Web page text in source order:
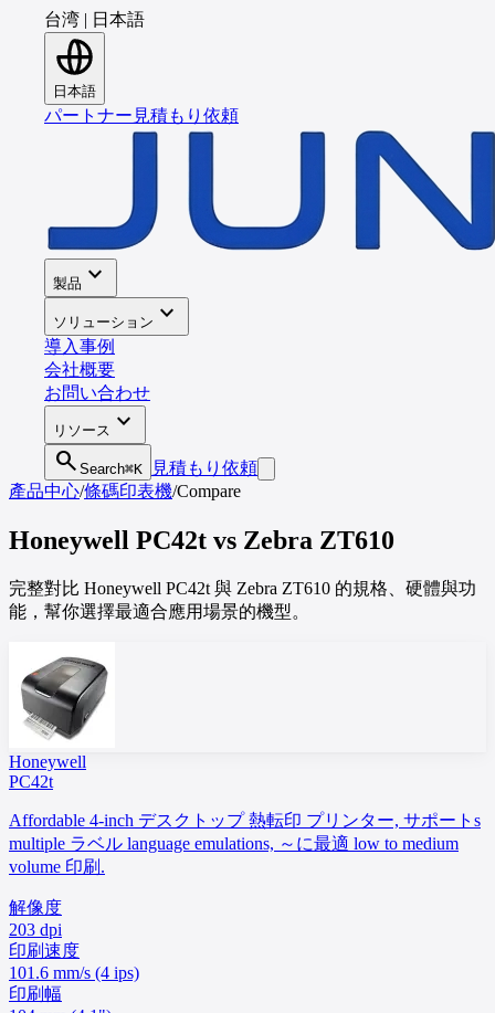
台湾 | 日本語
日本語
パートナー 見積もり依頼
製品 expand_more
ソリューション expand_more
導入事例
会社概要
お問い合わせ
リソース expand_more
search Search⌘K
見積もり依頼
產品中心/條碼印表機/Compare
Honeywell PC42t vs Zebra ZT610
完整對比 Honeywell PC42t 與 Zebra ZT610 的規格、硬體與功
能，幫你選擇最適合應用場景的機型。
Honeywell
PC42t
Affordable 4-inch デスクトップ 熱転印 プリンター, サポートs
multiple ラベル language emulations, ～に最適 low to medium
volume 印刷.
解像度
203 dpi
印刷速度
101.6 mm/s (4 ips)
印刷幅